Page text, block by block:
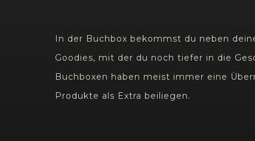
In der Buchbox bekommst du neben
Goodies, mit der du noch tiefer in die
Buchboxen haben meist immer eine
Produkte als Extra beiliegen.